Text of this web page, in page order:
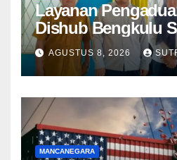
Layanan
Dishub Bengkulu
QR Code untuk
Rusak hingga
AGUSTUS 8, 2026
MANCANEGARA